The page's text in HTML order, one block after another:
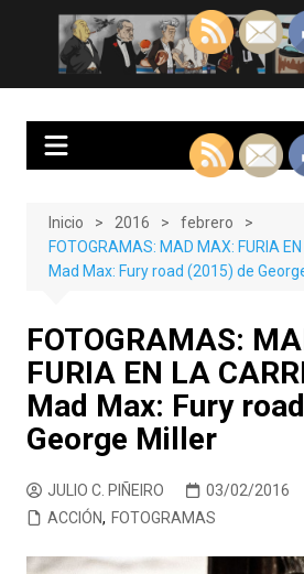
contenido
Crítica cinematográfica y audiovisual.
Inicio 2016
febrero
FOTOGRAMAS: MAD MAX: FURIA
Mad Max: Fury road (2015) de
FOTOGRAMAS:
FURIA EN LA
Mad Max: Fury
George Miller
JULIO C. PIÑEIRO 03/02/2016
ACCIÓN, FOTOGRAMAS